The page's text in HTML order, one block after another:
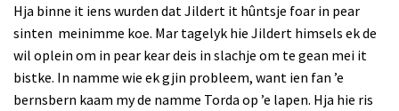
Hja binne it iens wurden dat Jildert it hûntsje foar in pear
sinten meinimme koe. Mar tagelyk hie Jildert himsels ek de
wil oplein om in pear kear deis in slachje om te gean mei it
bistke. In namme wie ek gjin probleem, want ien fan ’e
bernsbern kaam my de namme Torda op ’e lapen. Hja hie ris